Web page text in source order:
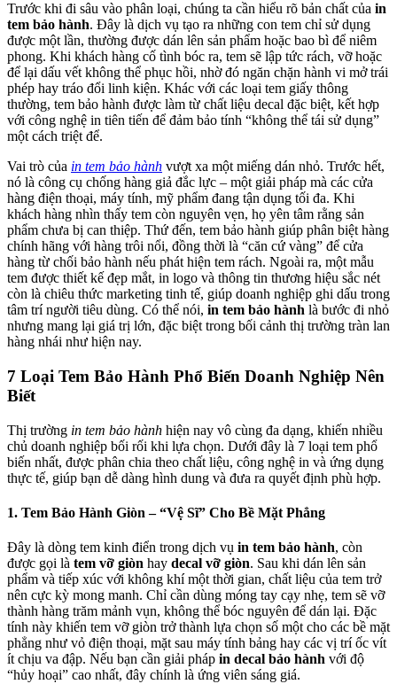
Trước khi đi sâu vào phân loại, chúng ta cần hiểu rõ bản chất của in
tem bảo hành. Đây là dịch vụ tạo ra những con tem chỉ sử dụng
được một lần, thường được dán lên sản phẩm hoặc bao bì để niêm
phong. Khi khách hàng cố tình bóc ra, tem sẽ lập tức rách, vỡ hoặc
để lại dấu vết không thể phục hồi, nhờ đó ngăn chặn hành vi mở trái
phép hay tráo đổi linh kiện. Khác với các loại tem giấy thông
thường, tem bảo hành được làm từ chất liệu decal đặc biệt, kết hợp
với công nghệ in tiên tiến để đảm bảo tính “không thể tái sử dụng”
một cách triệt để.
Vai trò của in tem bảo hành vượt xa một miếng dán nhỏ. Trước hết,
nó là công cụ chống hàng giả đắc lực – một giải pháp mà các cửa
hàng điện thoại, máy tính, mỹ phẩm đang tận dụng tối đa. Khi
khách hàng nhìn thấy tem còn nguyên vẹn, họ yên tâm rằng sản
phẩm chưa bị can thiệp. Thứ đến, tem bảo hành giúp phân biệt hàng
chính hãng với hàng trôi nổi, đồng thời là “căn cứ vàng” để cửa
hàng từ chối bảo hành nếu phát hiện tem rách. Ngoài ra, một mẫu
tem được thiết kế đẹp mắt, in logo và thông tin thương hiệu sắc nét
còn là chiêu thức marketing tinh tế, giúp doanh nghiệp ghi dấu trong
tâm trí người tiêu dùng. Có thể nói, in tem bảo hành là bước đi nhỏ
nhưng mang lại giá trị lớn, đặc biệt trong bối cảnh thị trường tràn lan
hàng nhái như hiện nay.
7 Loại Tem Bảo Hành Phổ Biến Doanh Nghiệp Nên
Biết
Thị trường in tem bảo hành hiện nay vô cùng đa dạng, khiến nhiều
chủ doanh nghiệp bối rối khi lựa chọn. Dưới đây là 7 loại tem phổ
biến nhất, được phân chia theo chất liệu, công nghệ in và ứng dụng
thực tế, giúp bạn dễ dàng hình dung và đưa ra quyết định phù hợp.
1. Tem Bảo Hành Giòn – “Vệ Sĩ” Cho Bề Mặt Phẳng
Đây là dòng tem kinh điển trong dịch vụ in tem bảo hành, còn
được gọi là tem vỡ giòn hay decal vỡ giòn. Sau khi dán lên sản
phẩm và tiếp xúc với không khí một thời gian, chất liệu của tem trở
nên cực kỳ mong manh. Chỉ cần dùng móng tay cạy nhẹ, tem sẽ vỡ
thành hàng trăm mảnh vụn, không thể bóc nguyên để dán lại. Đặc
tính này khiến tem vỡ giòn trở thành lựa chọn số một cho các bề mặt
phẳng như vỏ điện thoại, mặt sau máy tính bảng hay các vị trí ốc vít
ít chịu va đập. Nếu bạn cần giải pháp in decal bảo hành với độ
“hủy hoại” cao nhất, đây chính là ứng viên sáng giá.